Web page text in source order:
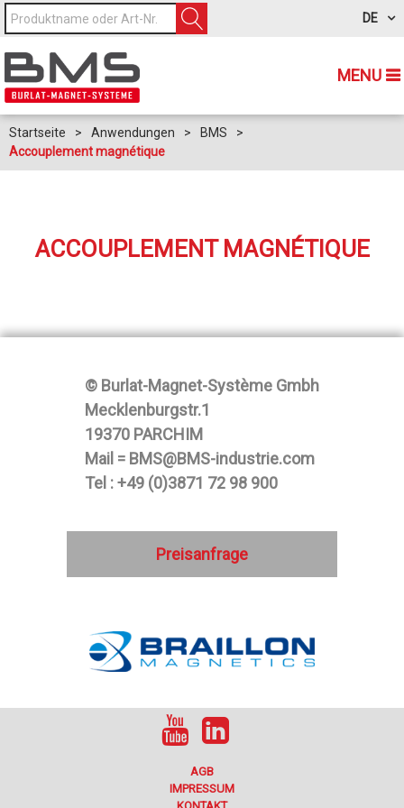
MENU
DE
Startseite > Anwendungen > BMS
>
Accouplement magnétique
ACCOUPLEMENT MAGNÉTIQUE
© Burlat-Magnet-Système Gmbh
Mecklenburgstr.1
19370 PARCHIM
Mail = BMS@BMS-industrie.com
Tel : +49 (0)3871 72 98 900
Preisanfrage
AGB
IMPRESSUM